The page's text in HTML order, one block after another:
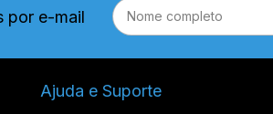
por e-mail
Ajuda e Suporte